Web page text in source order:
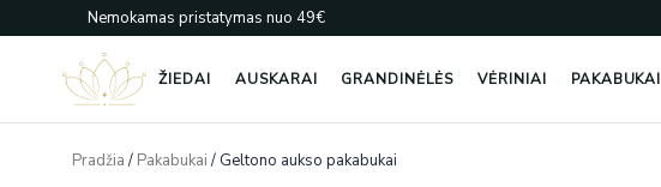
prie
Nemokamas pristatymas nuo 49€
ŽIEDAI AUSKARAI GRANDINĖLĖS VĖRINIAI PAKABUKAI
Pradžia/ Pakabukai/ Geltono aukso pakabukai